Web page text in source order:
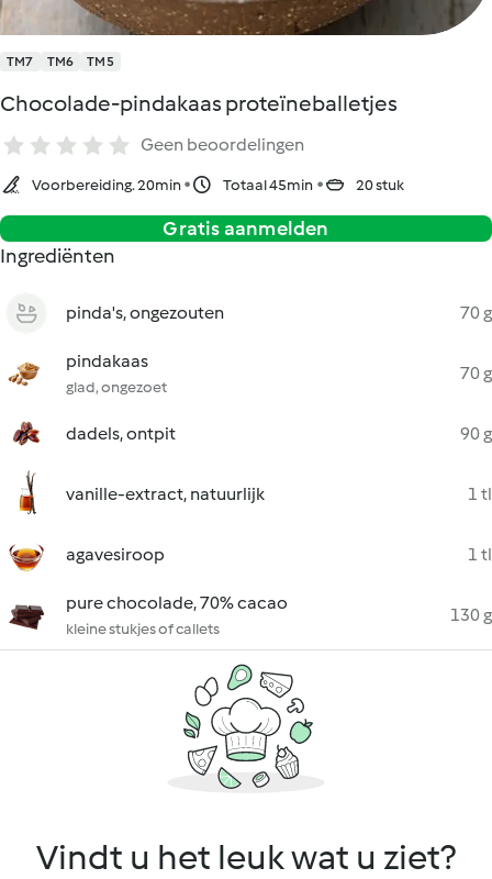
TM7 TM6 TM5
Chocolade-pindakaas proteïneballetjes
Geen beoordelingen
Voorbereiding. 20min Totaal 45min 20 stuk
Gratis aanmelden
Ingrediënten
pinda's, ongezouten 70 g
pindakaas
glad, ongezoet
70 g
dadels, ontpit 90 g
vanille-extract, natuurlijk 1 tl
agavesiroop 1 tl
pure chocolade, 70% cacao
kleine stukjes of callets
130 g
Vindt u het leuk wat u ziet?